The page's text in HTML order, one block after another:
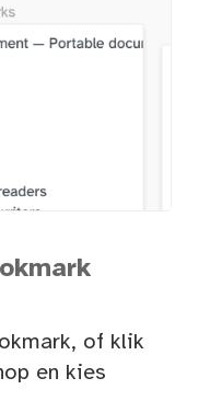
of klik
en kies